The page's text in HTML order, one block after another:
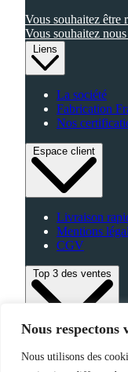
Nous respectons
Nous utilisons des
Liens
La société
Fabrication
Nos
Espace client
Livraison
Mentions
CGV
Top 3 des ventes
High-Tech
Vous souhaitez être
Vous souhaitez